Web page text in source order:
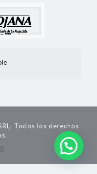
Todos los derechos